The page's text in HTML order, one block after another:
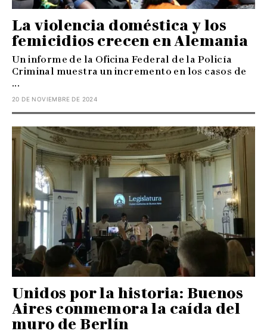
La violencia doméstica y los
femicidios crecen en Alemania
Un informe de la Oficina Federal de la Policía
Criminal muestra un incremento en los casos de
...
20 DE NOVIEMBRE DE 2024
Unidos por la historia: Buenos
Aires conmemora la caída del
muro de Berlín